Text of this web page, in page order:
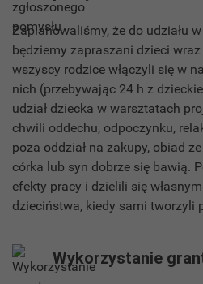
Zaplanowaliśmy, że do udziału
będziemy zapraszani dzieci
wszyscy rodzice włączyli się w
nich (przebywając 24 h z
udział dziecka w warsztatach
chwili oddechu, odpoczynku,
poza oddział na zakupy, obiad
córka lub syn dobrze się bawią.
efekty pracy i dzielili się
dzieciństwa, kiedy sami tworzyli
Wykorzystanie